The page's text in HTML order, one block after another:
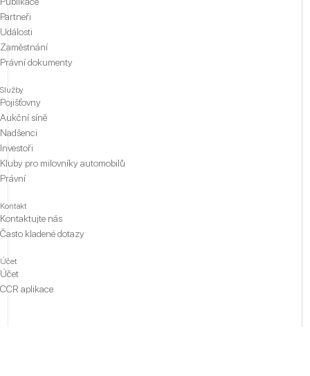
Partneři
Události
Zaměstnání
Právní dokumenty
Služby
Pojišťovny
Aukční síně
Nadšenci
Investoři
Kluby pro milovníky automobilů
Právní
Kontakt
Kontaktujte nás
Často kladené dotazy
Účet
Účet
CCR aplikace